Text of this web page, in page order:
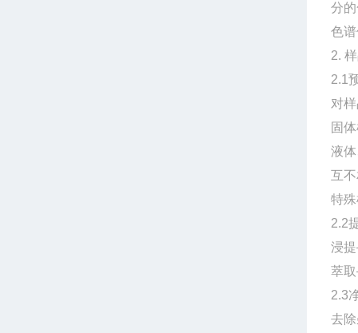
分
色
2.
2.1
对
固
液
互
特
2.2
浸
萃
2.3
去